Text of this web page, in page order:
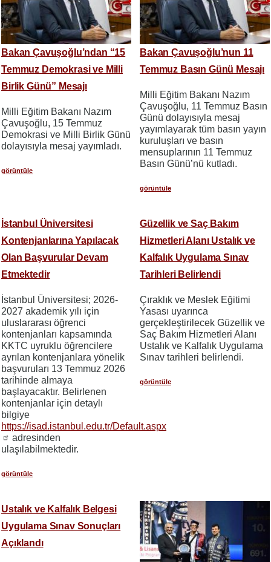
Bakan Çavuşoğlu’ndan “15
Temmuz Demokrasi ve Milli
Birlik Günü” Mesajı
Milli Eğitim Bakanı Nazım
Çavuşoğlu, 15 Temmuz
Demokrasi ve Milli Birlik Günü
dolayısıyla mesaj yayımladı.
görüntüle
Bakan Çavuşoğlu’nun 11
Temmuz Basın Günü Mesajı
Milli Eğitim Bakanı Nazım
Çavuşoğlu, 11 Temmuz Basın
Günü dolayısıyla mesaj
yayımlayarak tüm basın yayın
kuruluşları ve basın
mensuplarının 11 Temmuz
Basın Günü’nü kutladı.
görüntüle
İstanbul Üniversitesi
Kontenjanlarına Yapılacak
Olan Başvurular Devam
Etmektedir
İstanbul Üniversitesi; 2026-
2027 akademik yılı için
uluslararası öğrenci
kontenjanları kapsamında
KKTC uyruklu öğrencilere
ayrılan kontenjanlara yönelik
başvuruları 13 Temmuz 2026
tarihinde almaya
başlayacaktır. Belirlenen
kontenjanlar için detaylı
bilgiye
https://isad.istanbul.edu.tr/Default.aspx
adresinden
ulaşılabilmektedir.
görüntüle
Güzellik ve Saç Bakım
Hizmetleri Alanı Ustalık ve
Kalfalık Uygulama Sınav
Tarihleri Belirlendi
Çıraklık ve Meslek Eğitimi
Yasası uyarınca
gerçekleştirilecek Güzellik ve
Saç Bakım Hizmetleri Alanı
Ustalık ve Kalfalık Uygulama
Sınav tarihleri belirlendi.
görüntüle
Ustalık ve Kalfalık Belgesi
Uygulama Sınav Sonuçları
Açıklandı